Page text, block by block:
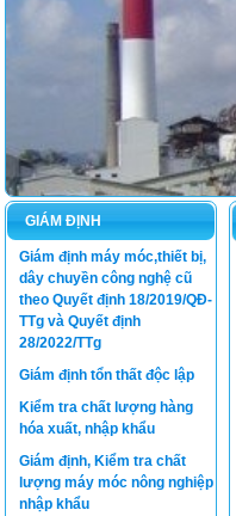
GIÁM ĐỊNH
Giám định máy móc,thiết bị,
dây chuyền công nghệ cũ
theo Quyết định 18/2019/QĐ-
TTg và Quyết định
28/2022/TTg
Giám định tổn thất độc lập
Kiểm tra chất lượng hàng
hóa xuất, nhập khẩu
Giám định, Kiểm tra chất
lượng máy móc nông nghiệp
nhập khẩu